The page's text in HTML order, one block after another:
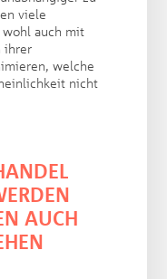
viele
wohl auch mit
ihrer
welche
nicht
AUCH